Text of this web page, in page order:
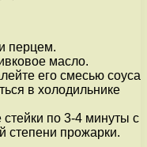
перцем.
масло.
его смесью соуса
в холодильнике
стейки по 3-4 минуты с
степени прожарки.